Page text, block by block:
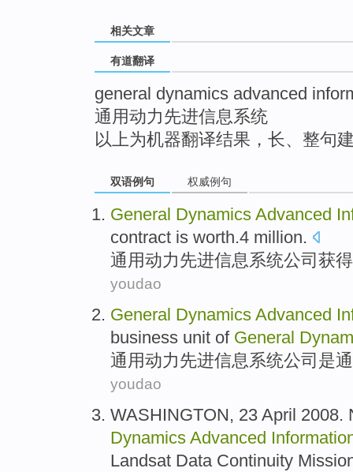
相关文章
有道翻译
general dynamics advanced
通用动力先进信息系统
以上为机器翻译结果，长、整句
双语例句 权威例句
General Dynamics Advanced
contract is worth.4 million.
通用动力先进信息系统公司 获得
youdao
General Dynamics Advanced
business unit of General
通用动力先进信息系统公司 是
youdao
WASHINGTON, 23 April 2008.
Dynamics Advanced
Landsat Data Continuity